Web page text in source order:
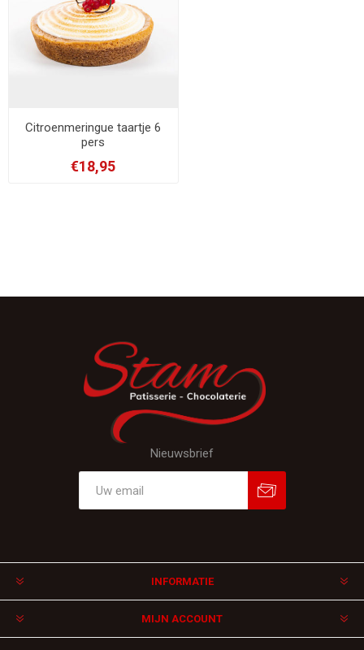
Citroenmeringue taartje 6
pers
€18,95
Nieuwsbrief
INFORMATIE
MIJN ACCOUNT